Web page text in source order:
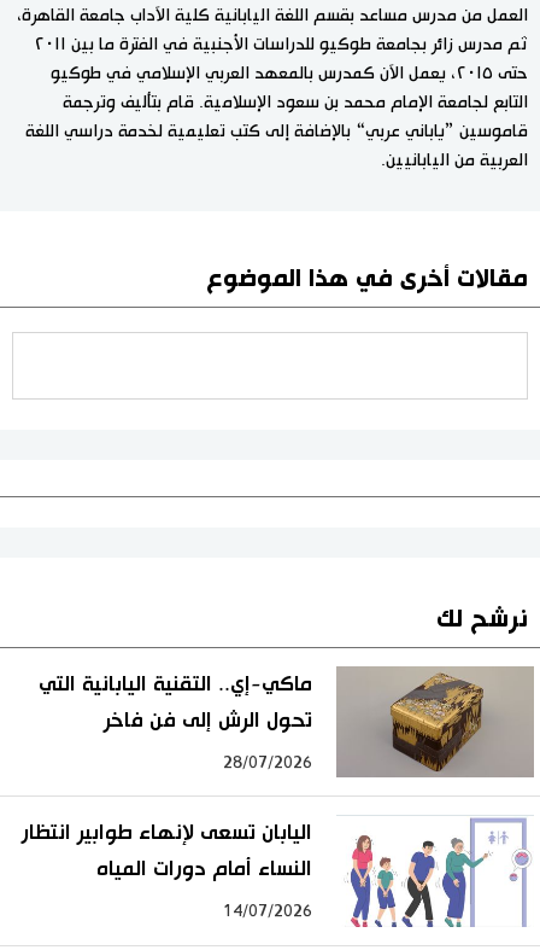
العمل من مدرس مساعد بقسم اللغة اليابانية كلية الآداب جامعة القاهرة،
ثم مدرس زائر بجامعة طوكيو للدراسات الأجنبية في الفترة ما بين ٢٠١١
حتى ٢٠١٥، يعمل الآن كمدرس بالمعهد العربي الإسلامي في طوكيو
التابع لجامعة الإمام محمد بن سعود الإسلامية. قام بتأليف وترجمة
قاموسين ”ياباني عربي“ بالإضافة إلى كتب تعليمية لخدمة دراسي اللغة
العربية من اليابانيين.
مقالات أخرى في هذا الموضوع
نرشح لك
ماكي-إي.. التقنية اليابانية التي
تحول الرش إلى فن فاخر
28/07/2026
اليابان تسعى لإنهاء طوابير انتظار
النساء أمام دورات المياه
14/07/2026